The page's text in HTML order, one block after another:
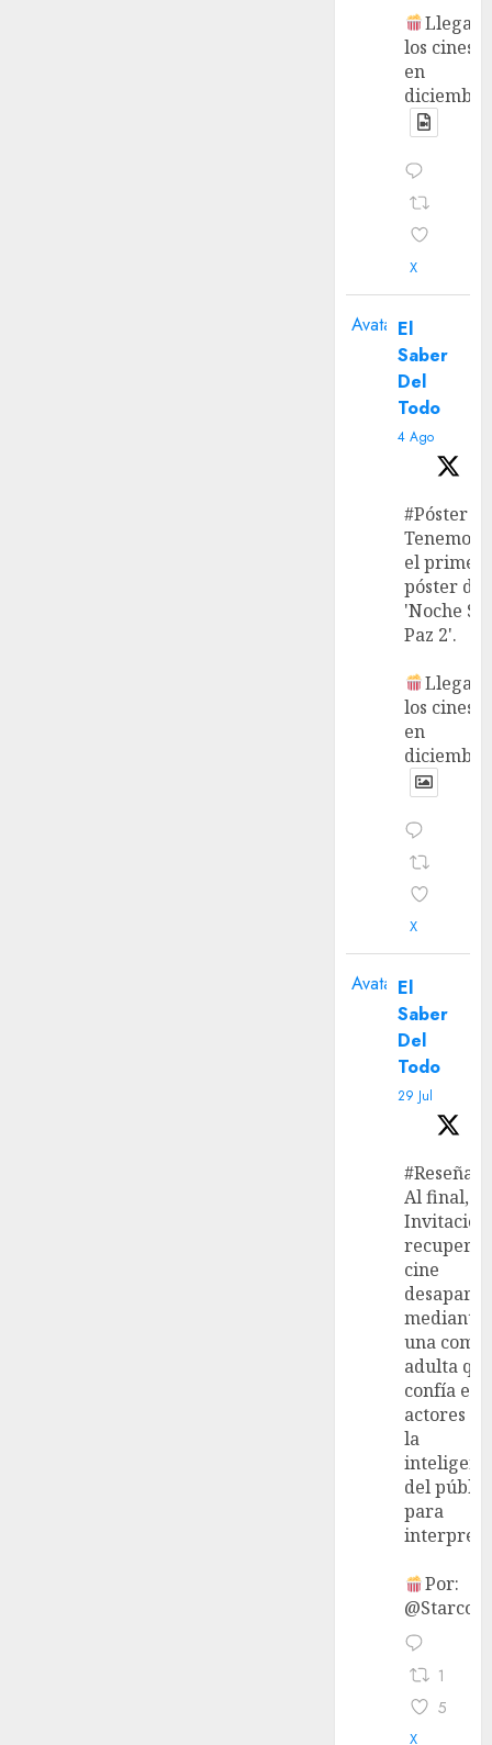
Llega a
los cines
en
X
Avatar El
Saber
Del
Todo
4 Ago
#Póster
Tenemos
el primer
póster de
'Noche
Paz 2'.
Llega a
los cines
en
X
Avatar El
Saber
Del
Todo
29 Jul
#Reseña
Al final,
recupera
cine
mediante
una
adulta
confía en
actores y
la
del
para
Por:
1
5
X